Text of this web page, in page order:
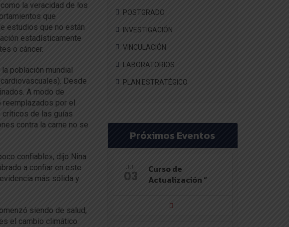
la veracidad de los
que
estudios que no están
estadísticamente
o cáncer.
población mundial
Desde
A modo de
reemplazados por el
críticos de las guías
contra la carne no se
confiable», dijo Nina
a confiar en este
más sólida y
siendo de salud,
el cambio climático.
POSTGRADO
INVESTIGACIÓN
VINCULACIÓN
LABORATORIOS
PLAN ESTRATÉGICO
Próximos Eventos
JUL
03
Curso de
Actualización “